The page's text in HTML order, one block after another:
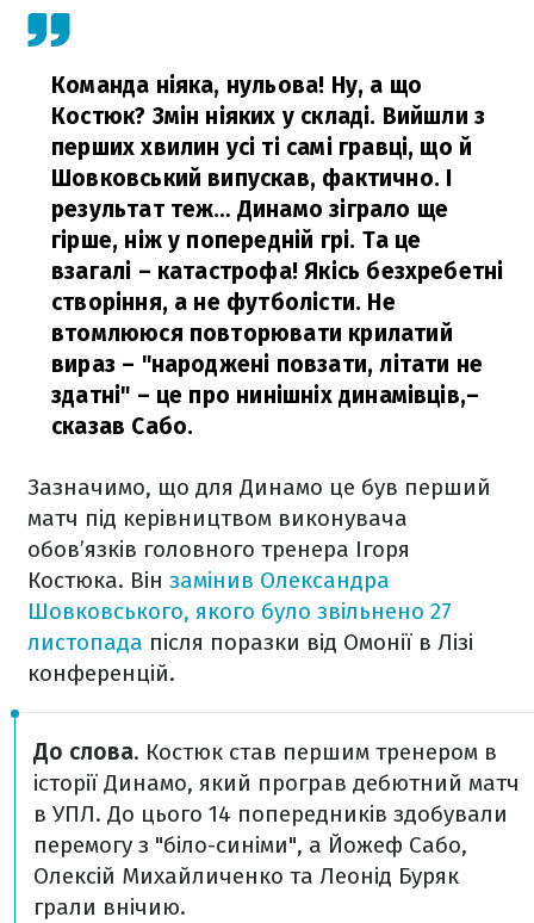
Команда ніяка, нульова! Ну, а що
Костюк? Змін ніяких у складі. Вийшли з
перших хвилин усі ті самі гравці, що й
Шовковський випускав, фактично. І
результат теж… Динамо зіграло ще
гірше, ніж у попередній грі. Та це
взагалі – катастрофа! Якісь безхребетні
створіння, а не футболісти. Не
втомлююся повторювати крилатий
вираз – "народжені повзати, літати не
здатні" – це про нинішніх динамівців,–
сказав Сабо.
Зазначимо, що для Динамо це був перший
матч під керівництвом виконувача
обов’язків головного тренера Ігоря
Костюка. Він замінив Олександра
Шовковського, якого було звільнено 27
листопада після поразки від Омонії в Лізі
конференцій.
До слова. Костюк став першим тренером в
історії Динамо, який програв дебютний матч
в УПЛ. До цього 14 попередників здобували
перемогу з "біло-синіми", а Йожеф Сабо,
Олексій Михайличенко та Леонід Буряк
грали внічию.